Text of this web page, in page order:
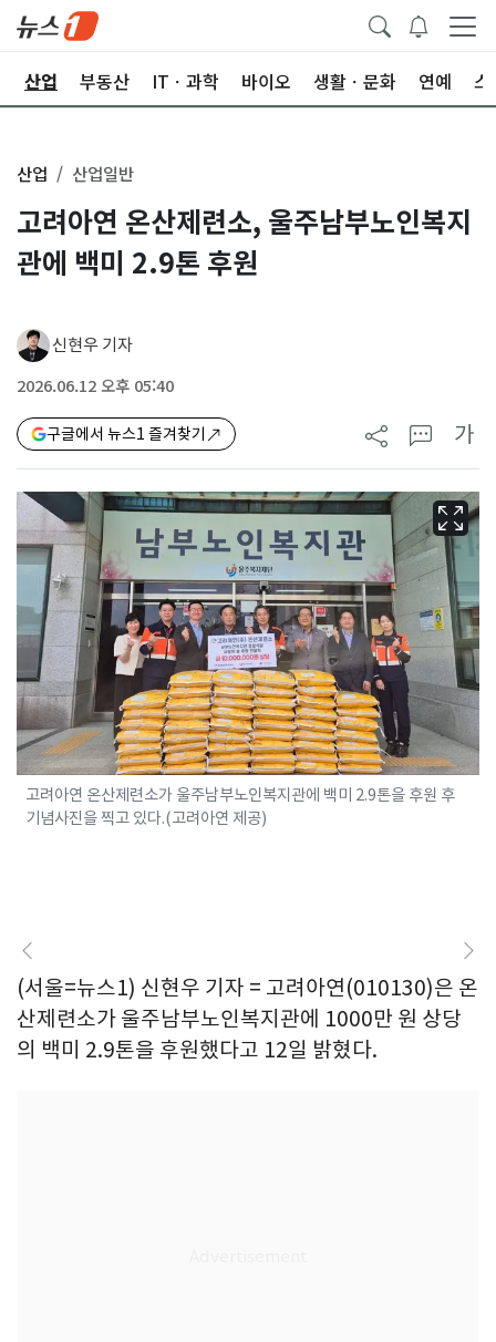
산업 부동산 ITㆍ과학 바이오 생활ㆍ문화 연예 스
산업 산업일반
고려아연 온산제련소, 울주남부노인복지
관에 백미 2.9톤 후원
신현우 기자
2026.06.12 오후 05:40
구글에서 뉴스1 즐겨찾기 가
고려아연 온산제련소가 울주남부노인복지관에 백미 2.9톤을 후원 후
기념사진을 찍고 있다.(고려아연 제공)
(서울=뉴스1) 신현우 기자 = 고려아연(010130)은 온
산제련소가 울주남부노인복지관에 1000만 원 상당
의 백미 2.9톤을 후원했다고 12일 밝혔다.